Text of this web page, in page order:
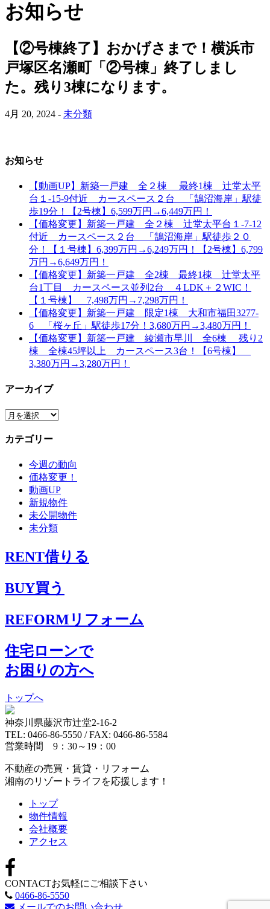
お知らせ
【②号棟終了】おかげさまで！横浜市
戸塚区名瀬町「②号棟」終了しまし
た。残り3棟になります。
4月 20, 2024 - 未分類
お知らせ
【動画UP】新築一戸建 全２棟 最終1棟 辻堂太平
台１-15-9付近 カースペース２台 「鵠沼海岸」駅徒
歩19分！【2号棟】6,599万円→6,449万円！
【価格変更】新築一戸建 全２棟 辻堂太平台１-7-12
付近 カースペース２台 「鵠沼海岸」駅徒歩２０
分！【１号棟】6,399万円→6,249万円！【2号棟】6,799
万円→6,649万円！
【価格変更】新築一戸建 全2棟 最終1棟 辻堂太平
台1丁目 カースペース並列2台 ４LDK＋２WIC！
【１号棟】 7,498万円→7,298万円！
【価格変更】新築一戸建 限定1棟 大和市福田3277-
6 「桜ヶ丘」駅徒歩17分！3,680万円→3,480万円！
【価格変更】新築一戸建 綾瀬市早川 全6棟 残り2
棟 全棟45坪以上 カースペース3台！【6号棟】
3,380万円→3,280万円！
アーカイブ
ア
カ
カテゴリー
今週の動向
価格変更！
動画UP
新規物件
未公開物件
未分類
RENT借りる
BUY買う
REFORM リフォーム
住宅ローンで
お困りの方へ
トップへ
神奈川県藤沢市辻堂2-16-2
TEL: 0466-86-5550 / FAX: 0466-86-5584
営業時間 9：30～19：00
不動産の売買・賃貸・リフォーム
湘南のリゾートライフを応援します！
トップ
物件情報
会社概要
アクセス
CONTACTお気軽にご相談下さい
0466-86-5550
メールでのお問い合わせ